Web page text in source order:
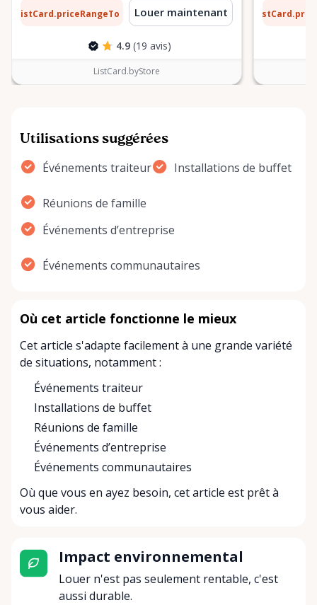
ListCard.priceRangeTo par jour
Louer maintenant
4.9 (19 avis)
ListCard.byStore
Utilisations suggérées
Événements traiteur Installations de buffet
Réunions de famille
Événements d’entreprise
Événements communautaires
Où cet article fonctionne le mieux
Cet article s'adapte facilement à une grande variété
de situations, notamment :
Événements traiteur
Installations de buffet
Réunions de famille
Événements d’entreprise
Événements communautaires
Où que vous en ayez besoin, cet article est prêt à
vous aider.
Impact environnemental
Louer n'est pas seulement rentable, c'est
aussi durable.